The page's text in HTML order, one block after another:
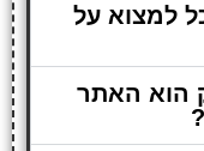
למצוא על
הוא האתר